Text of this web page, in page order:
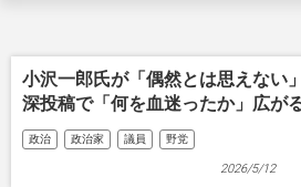
小沢一郎氏が「偶然とは思えない
深投稿で「何を血迷ったか」広が
政治 政治家 議員 野党
2026/5/12